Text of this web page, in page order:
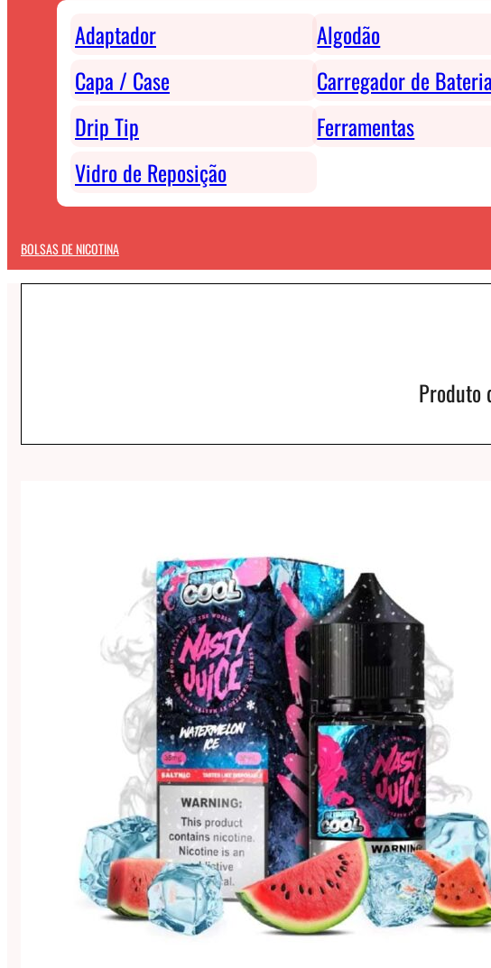
Adaptador Algodão
Capa / Case
Carregador de Bateria
Drip Tip
Ferramentas
Vidro de Reposição
BOLSAS DE NICOTINA
Produto